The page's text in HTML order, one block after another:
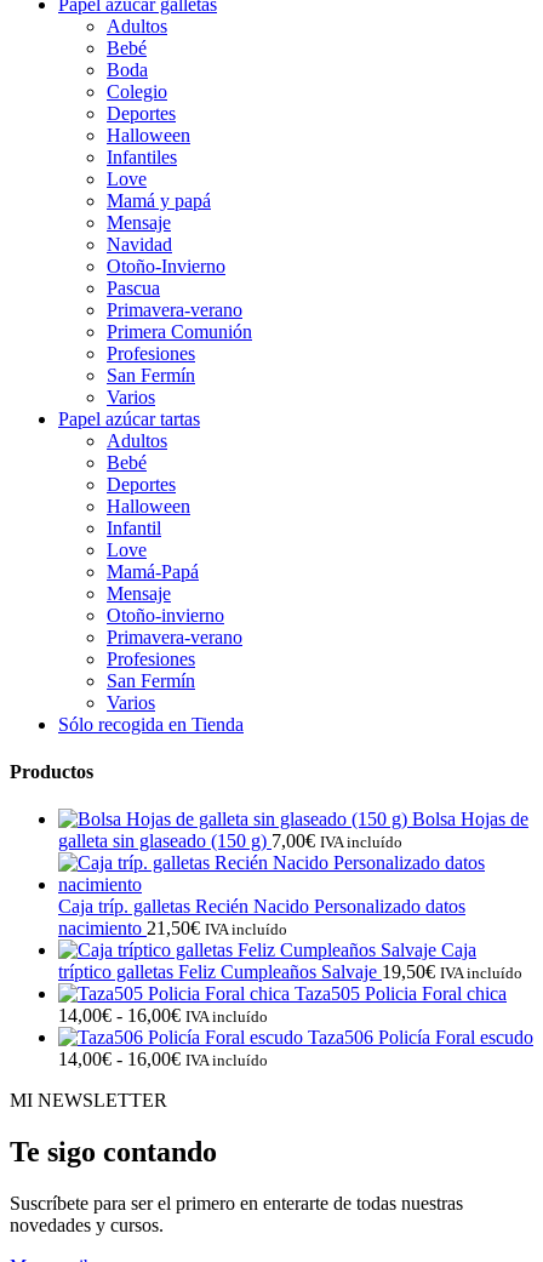
Adultos
Bebé
Boda
Colegio
Deportes
Halloween
Infantiles
Love
Mamá y papá
Mensaje
Navidad
Otoño-Invierno
Pascua
Primavera-verano
Primera Comunión
Profesiones
San Fermín
Varios
Papel azúcar tartas
Adultos
Bebé
Deportes
Halloween
Infantil
Love
Mamá-Papá
Mensaje
Otoño-invierno
Primavera-verano
Profesiones
San Fermín
Varios
Sólo recogida en Tienda
Productos
Bolsa Hojas de
galleta sin glaseado (150 g) 7,00€ IVA incluído
Caja tríp. galletas Recién Nacido Personalizado datos
nacimiento 21,50€ IVA incluído
Caja
tríptico galletas Feliz Cumpleaños Salvaje 19,50€ IVA incluído
Taza505 Policia Foral chica
14,00€ - 16,00€Rango
de
precios:
16,00€
IVA incluído
Taza506 Policía Foral escudo
14,00€ - 16,00€Rango
14,00€
hasta
IVA incluído
MI NEWSLETTER
Te sigo contando
Suscríbete para ser el primero en enterarte de todas nuestras
novedades y cursos.